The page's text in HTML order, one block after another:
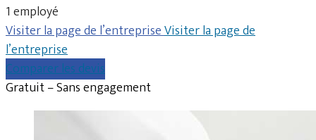
1 employé
Visiter la page de l’entrepriseVisiter la page de
l’entreprise
Comparer les devis
Gratuit – Sans engagement